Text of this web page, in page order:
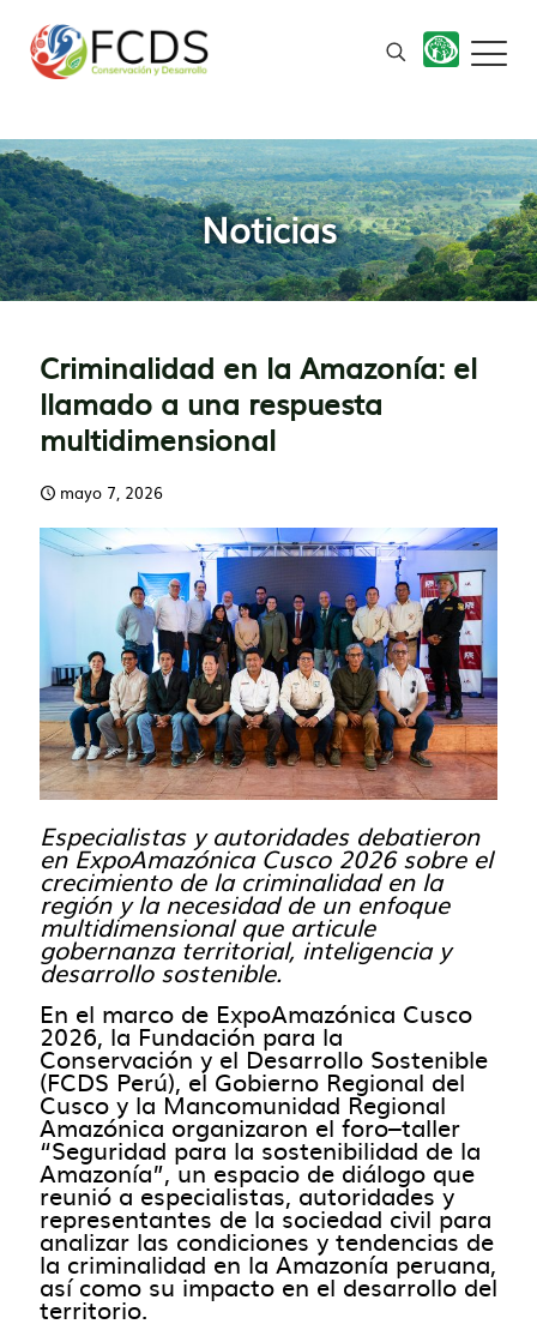
Noticias
Criminalidad en la Amazonía: el
llamado a una respuesta
multidimensional
mayo 7, 2026
Especialistas y autoridades debatieron
en ExpoAmazónica Cusco 2026 sobre el
crecimiento de la criminalidad en la
región y la necesidad de un enfoque
multidimensional que articule
gobernanza territorial, inteligencia y
desarrollo sostenible.
En el marco de ExpoAmazónica Cusco
2026, la Fundación para la
Conservación y el Desarrollo Sostenible
(FCDS Perú), el Gobierno Regional del
Cusco y la Mancomunidad Regional
Amazónica organizaron el foro–taller
“Seguridad para la sostenibilidad de la
Amazonía”, un espacio de diálogo que
reunió a especialistas, autoridades y
representantes de la sociedad civil para
analizar las condiciones y tendencias de
la criminalidad en la Amazonía peruana,
así como su impacto en el desarrollo del
territorio.